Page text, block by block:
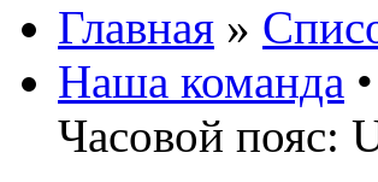
Главная »
Наша команда •
Часовой пояс: